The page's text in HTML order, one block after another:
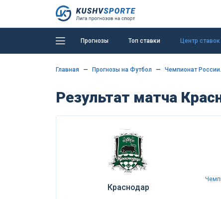
Прогнозы Топ ставки Центр ставок
Главная Прогнозы на Футбол Чемпионат
Результат матча
Краснодар